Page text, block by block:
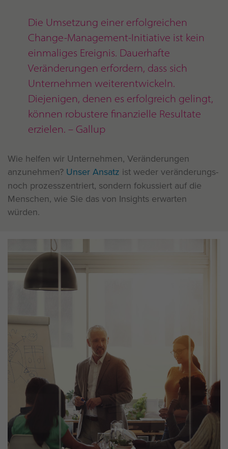
Die Umsetzung einer erfolgreichen
Change-Management-Initiative ist kein
einmaliges Ereignis. Dauerhafte
Veränderungen erfordern, dass sich
Unternehmen weiterentwickeln.
Diejenigen, denen es erfolgreich gelingt,
können robustere finanzielle Resultate
erzielen. – Gallup
Wie helfen wir Unternehmen, Veränderungen
anzunehmen? Unser Ansatz ist weder veränderungs-
noch prozesszentriert, sondern fokussiert auf die
Menschen, wie Sie das von Insights erwarten
würden.